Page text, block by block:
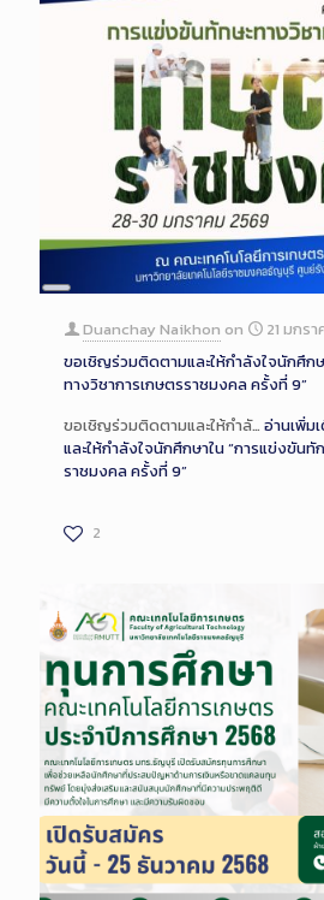
Long
Description
Duanchay Naikhon on
21 มกร
ขอเชิญร่วมติดตามและให้กำลังใจนักศึก
ทางวิชาการเกษตรราชมงคล ครั้งที่ 9”
ขอเชิญร่วมติดตามและให้กำลั… อ่านเพิ่ม
และให้กำลังใจนักศึกษาใน “การแข่งขันทั
ราชมงคล ครั้งที่ 9”
2